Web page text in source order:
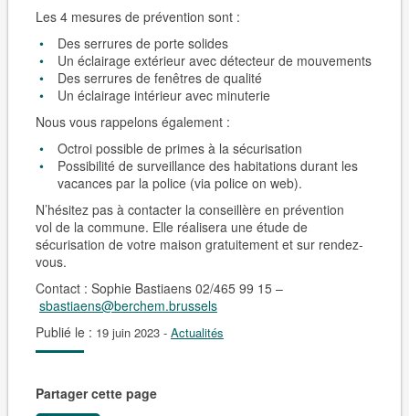
Les 4 mesures de prévention sont :
Des serrures de porte solides
Un éclairage extérieur avec détecteur de mouvements
Des serrures de fenêtres de qualité
Un éclairage intérieur avec minuterie
Nous vous rappelons également :
Octroi possible de primes à la sécurisation
Possibilité de surveillance des habitations durant les
vacances par la police (via police on web).
N’hésitez pas à contacter la conseillère en prévention
vol de la commune. Elle réalisera une étude de
sécurisation de votre maison gratuitement et sur rendez-
vous.
Contact : Sophie Bastiaens 02/465 99 15 –
sbastiaens@berchem.brussels
Publié le : 19 juin 2023 - Actualités
Partager cette page